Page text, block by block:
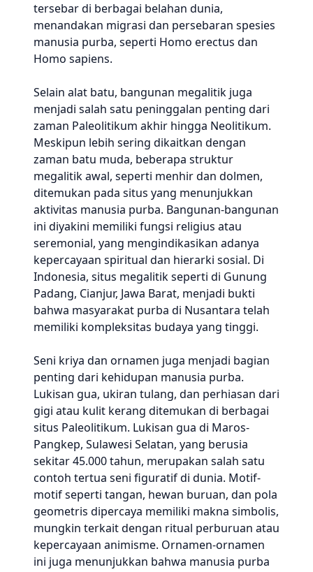
tersebar di berbagai belahan dunia,
menandakan migrasi dan persebaran spesies
manusia purba, seperti Homo erectus dan
Homo sapiens.
Selain alat batu, bangunan megalitik juga
menjadi salah satu peninggalan penting dari
zaman Paleolitikum akhir hingga Neolitikum.
Meskipun lebih sering dikaitkan dengan
zaman batu muda, beberapa struktur
megalitik awal, seperti menhir dan dolmen,
ditemukan pada situs yang menunjukkan
aktivitas manusia purba. Bangunan-bangunan
ini diyakini memiliki fungsi religius atau
seremonial, yang mengindikasikan adanya
kepercayaan spiritual dan hierarki sosial. Di
Indonesia, situs megalitik seperti di Gunung
Padang, Cianjur, Jawa Barat, menjadi bukti
bahwa masyarakat purba di Nusantara telah
memiliki kompleksitas budaya yang tinggi.
Seni kriya dan ornamen juga menjadi bagian
penting dari kehidupan manusia purba.
Lukisan gua, ukiran tulang, dan perhiasan dari
gigi atau kulit kerang ditemukan di berbagai
situs Paleolitikum. Lukisan gua di Maros-
Pangkep, Sulawesi Selatan, yang berusia
sekitar 45.000 tahun, merupakan salah satu
contoh tertua seni figuratif di dunia. Motif-
motif seperti tangan, hewan buruan, dan pola
geometris dipercaya memiliki makna simbolis,
mungkin terkait dengan ritual perburuan atau
kepercayaan animisme. Ornamen-ornamen
ini juga menunjukkan bahwa manusia purba